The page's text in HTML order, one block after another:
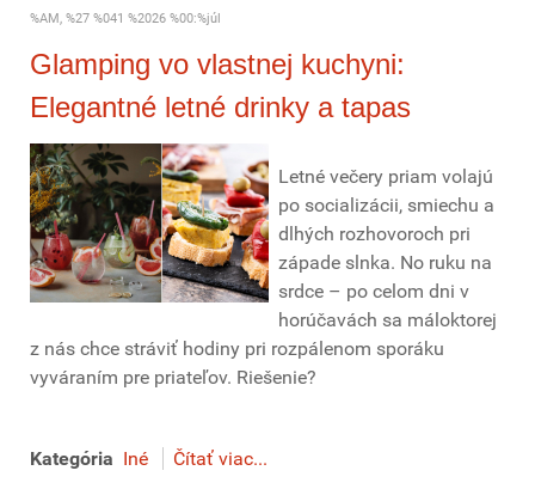
%AM, %27 %041 %2026 %00:%júl
Glamping vo vlastnej kuchyni:
Elegantné letné drinky a tapas
Letné večery priam volajú
po socializácii, smiechu a
dlhých rozhovoroch pri
západe slnka. No ruku na
srdce – po celom dni v
horúčavách sa máloktorej
z nás chce stráviť hodiny pri rozpálenom sporáku
vyváraním pre priateľov. Riešenie?
Kategória Iné Čítať viac...